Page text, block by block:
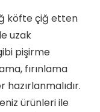
köfte çiğ etten
uzak
pişirme
fırınlama
ürünleri ile